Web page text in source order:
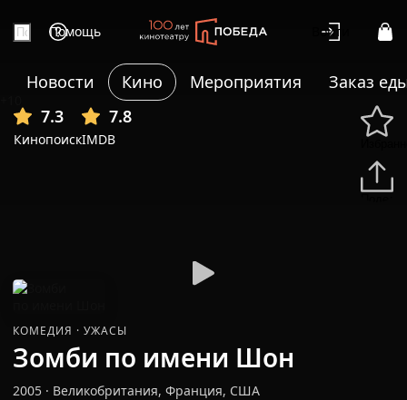
Помощь Войти
Новости Кино Мероприятия
Заказ
7.3
Кинопоиск
7.8
IMDB
КОМЕДИЯ · УЖАСЫ
Зомби по имени Шон
2005 · Великобритания, Франция, США